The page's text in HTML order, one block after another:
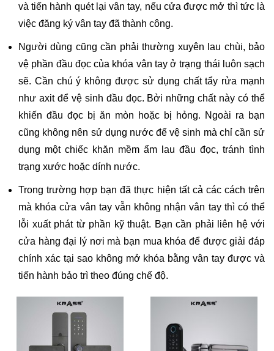
và tiến hành quét lại vân tay, nếu cửa được mở thì tức là
việc đăng ký vân tay đã thành công.
Người dùng cũng cần phải thường xuyên lau chùi, bảo
vệ phần đầu đọc của khóa vân tay ở trạng thái luôn sạch
sẽ. Cần chú ý không được sử dụng chất tẩy rửa mạnh
như axit để vệ sinh đầu đọc. Bởi những chất này có thể
khiến đầu đọc bị ăn mòn hoặc bị hỏng. Ngoài ra bạn
cũng không nên sử dụng nước để vệ sinh mà chỉ cần sử
dụng một chiếc khăn mềm ẩm lau đầu đọc, tránh tình
trạng xước hoặc dính nước.
Trong trường hợp bạn đã thực hiện tất cả các cách trên
mà khóa cửa vân tay vẫn không nhận vân tay thì có thể
lỗi xuất phát từ phần kỹ thuật. Bạn cần phải liên hệ với
cửa hàng đại lý nơi mà bạn mua khóa để được giải đáp
chính xác tại sao không mở khóa bằng vân tay được và
tiến hành bảo trì theo đúng chế độ.